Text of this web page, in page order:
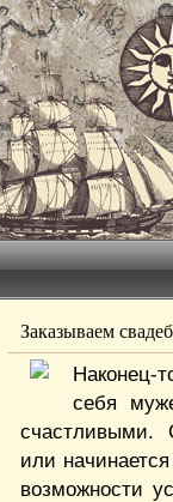
Заказываем
Наконец-
себя
счастливыми.
или
возможности